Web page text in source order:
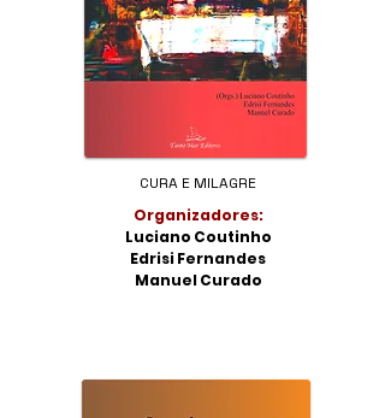
CURA E MILAGRE
Organizadores:
Luciano Coutinho
Edrisi Fernandes
Manuel Curado